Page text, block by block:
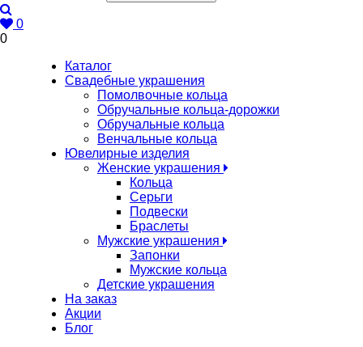
0
0
Каталог
Свадебные украшения
Помолвочные кольца
Обручальные кольца-дорожки
Обручальные кольца
Венчальные кольца
Ювелирные изделия
Женские украшения
Кольца
Серьги
Подвески
Браслеты
Мужские украшения
Запонки
Мужские кольца
Детские украшения
На заказ
Акции
Блог